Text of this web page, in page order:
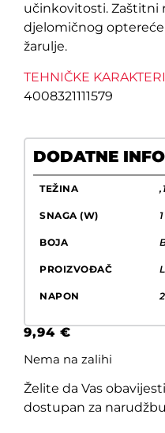
učinkovitosti. Zaštitni
djelomičnog
žarulje.
TEHNIČKE
4008321111579
DODATNE
TEŽINA
SNAGA (W)
BOJA
PROIZVOĐAČ
NAPON
9,94 €
Nema na zalihi
Želite da Vas
dostupan za